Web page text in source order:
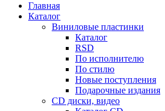
Главная
Каталог
Виниловые пластинки
Каталог
RSD
По исполнителю
По стилю
Новые поступления
Подарочные издания
CD диски, видео